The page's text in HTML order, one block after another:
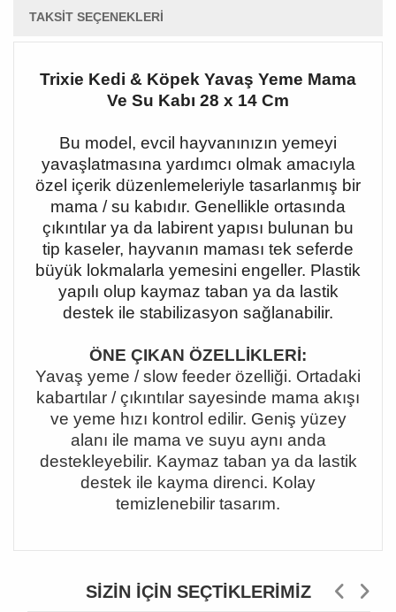
TAKSIT SEÇENEKLERI
Trixie Kedi & Köpek Yavaş Yeme Mama
Ve Su Kabı 28 x 14 Cm
Bu model, evcil hayvanınızın yemeyi
yavaşlatmasına yardımcı olmak amacıyla
özel içerik düzenlemeleriyle tasarlanmış bir
mama / su kabıdır. Genellikle ortasında
çıkıntılar ya da labirent yapısı bulunan bu
tip kaseler, hayvanın maması tek seferde
büyük lokmalarla yemesini engeller. Plastik
yapılı olup kaymaz taban ya da lastik
destek ile stabilizasyon sağlanabilir.
ÖNE ÇIKAN ÖZELLİKLERİ:
Yavaş yeme / slow feeder özelliği. Ortadaki
kabartılar / çıkıntılar sayesinde mama akışı
ve yeme hızı kontrol edilir. Geniş yüzey
alanı ile mama ve suyu aynı anda
destekleyebilir. Kaymaz taban ya da lastik
destek ile kayma direnci. Kolay
temizlenebilir tasarım.
SIZIN İÇIN SEÇTIKLERIMIZ